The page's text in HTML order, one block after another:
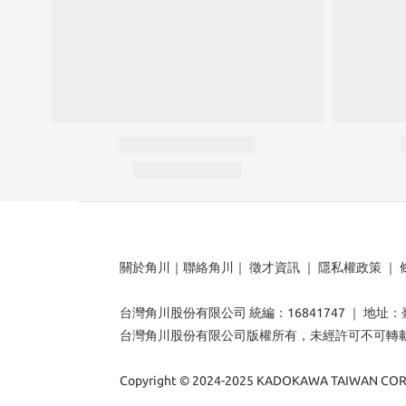
關於角川 ｜ 聯絡角川 ｜ 徵才資訊 ｜ 隱私權政策 ｜
台灣角川股份有限公司 統編：16841747 ｜ 地址
台灣角川股份有限公司版權所有，未經許可不可轉
Copyright © 2024-2025 KADOKAWA TAIWAN